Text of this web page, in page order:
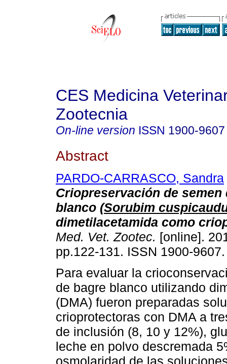
CES Medicina
Zootecnia
On-line version ISSN 1900-9607
Abstract
PARDO-CARRASCO, Sandra
Criopreservación de semen
blanco (Sorubim
dimetilacetamida como
Med. Vet. Zootec. [online].
pp.122-131. ISSN 1900-9607.
Para evaluar la
de bagre blanco utilizando
(DMA) fueron preparadas
crioprotectoras con DMA a
de inclusión (8, 10 y 12%),
leche en polvo descremada
osmolaridad de las